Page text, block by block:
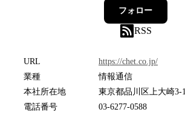
フォロー
RSS
URL
https://chet.co.jp/
業種
情報通信
本社所在地
東京都品川区上大崎3-
電話番号
03-6277-0588